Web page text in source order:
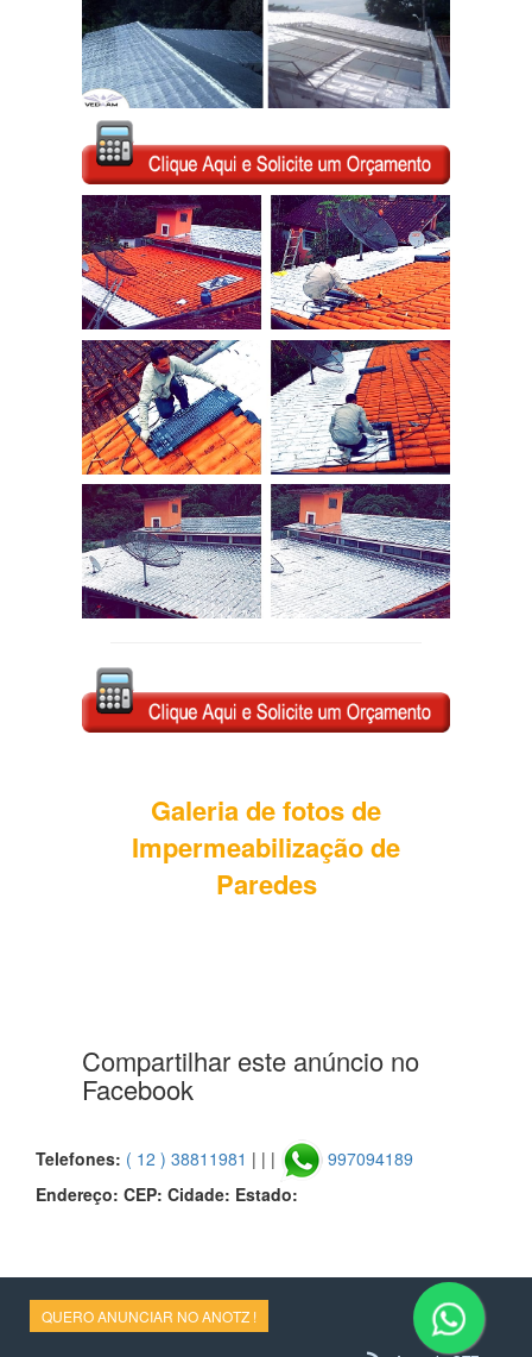
Galeria de fotos de
Impermeabilização de
Paredes
Compartilhar este anúncio no
Facebook
Telefones: ( 12 ) 38811981 | | |
997094189
Endereço: CEP: Cidade: Estado:
QUERO ANUNCIAR NO ANOTZ !